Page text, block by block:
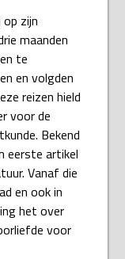
zijn
maanden
te
en volgden
reizen hield
voor de
Bekend
eerste artikel
Vanaf die
en ook in
het over
voor